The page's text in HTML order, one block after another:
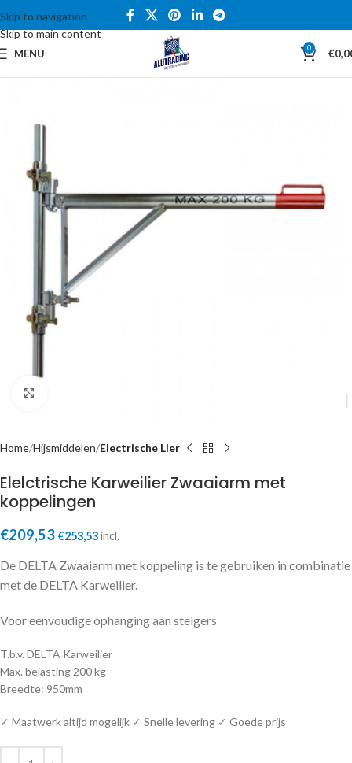
Skip to navigation
Skip to main content
MENU 0 €
Home Hijsmiddelen Electrische Lier
Elelctrische Karweilier Zwaaiarm met
koppelingen
€209,53 €253,53incl.
De DELTA Zwaaiarm met koppeling is te gebruiken in combinatie
met de DELTA Karweilier.
Voor eenvoudige ophanging aan steigers
T.b.v. DELTA Karweilier
Max. belasting 200 kg
Breedte: 950mm
✓ Maatwerk altijd mogelijk ✓ Snelle levering ✓ Goede prijs